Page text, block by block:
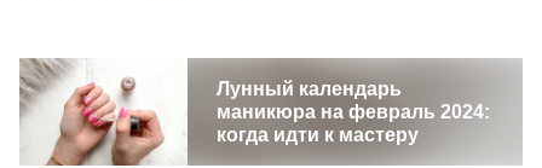
Лунный календарь
маникюра на февраль 2024:
когда идти к мастеру